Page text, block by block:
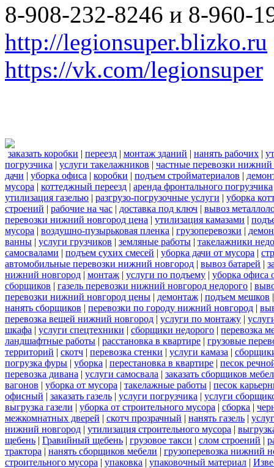
8-908-232-8246 и 8-960-
http://legionsuper.blizko.ru
https://vk.com/legionsuper
заказать коробки | переезд | монтаж зданий | нанять рабочих |
погрузчика | услуги такелажников | частные перевозки нижний
дачи | уборка офиса | коробки | подъем стройматериалов |
мусора | коттеджный переезд | аренда фронтального погрузчика
утилизация газелью | разгрузо-погрузочные услуги | уборка
строений | рабочие на час | доставка под ключ | вывоз
перевозки нижний новгород цена | утилизация камазами |
мусора | воздушно-пузырьковая пленка | грузоперевозки |
ванны | услуги грузчиков | земляные работы | такелажники
самосвалами | подъем сухих смесей | уборка дачи от мусора |
автомобильные перевозки нижний новгород | вывоз батарей |
нижний новгород | монтаж | услуги по подъему | уборка офиса
сборщиков | газель перевозки нижний новгород недорого |
перевозки нижний новгород цены | демонтаж | подъем мешков
нанять сборщиков | перевозки по городу нижний новгород |
перевозка вещей нижний новгород | услуги по монтажу |
шкафа | услуги спецтехники | сборщики недорого | перевозка
ландшафтные работы | расстановка в квартире | грузовые
территорий | скотч | перевозка стенки | услуги камаза |
погрузка фуры | уборка | перестановка в квартире | песок
перевозка дивана | услуги самосвала | заказать сборщиков
вагонов | уборка от мусора | такелажные работы | песок
офисный | заказать газель | услуги погрузчика | услуги
выгрузка газели | уборка от строительного мусора | сборка |
межкомнатных дверей | скотч прозрачный | нанять газель |
нижний новгород | утилизация строительного мусора |
щебень | Гравийный щебень | грузовое такси | слом строений |
трактора | нанять сборщиков мебели | грузоперевозка нижний
строительного мусора | упаковка | упаковочный материал |